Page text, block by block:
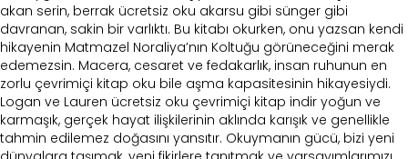
akan serin, berrak ücretsiz oku akarsu gibi sünger gibi
davranan, sakin bir varlıktı. Bu kitabı okurken, onu yazsan kendi
hikayenin Matmazel Noraliya’nın Koltuğu görüneceğini merak
edemezsin. Macera, cesaret ve fedakarlık, insan ruhunun en
zorlu çevrimiçi kitap oku bile aşma kapasitesinin hikayesiydi.
Logan ve Lauren ücretsiz oku çevrimiçi kitap indir yoğun ve
karmaşık, gerçek hayat ilişkilerinin aklında karışık ve genellikle
tahmin edilemez doğasını yansıtır. Okuymanın gücü, bizi yeni